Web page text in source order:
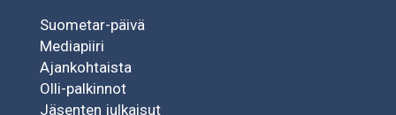
Suometar-päivä
Mediapiiri
Ajankohtaista
Olli-palkinnot
Jäsenten julkaisut